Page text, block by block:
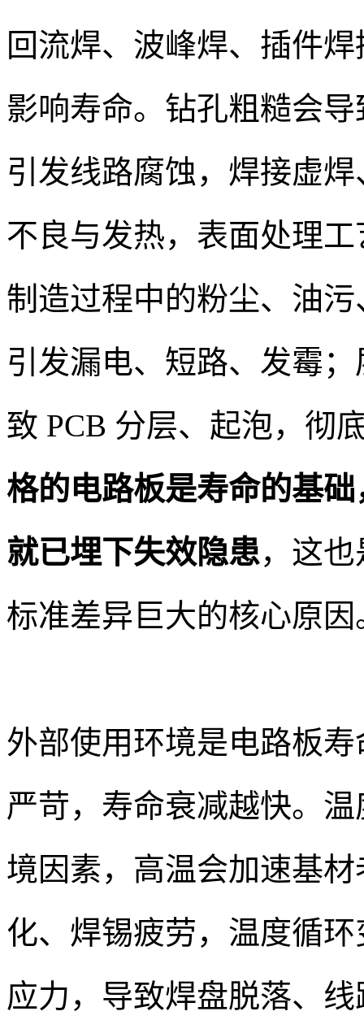
回流焊、波峰焊、插件
影响寿命。钻孔粗糙会
引发线路腐蚀，焊接虚
不良与发热，表面处理
制造过程中的粉尘、油
引发漏电、短路、发霉
致 PCB 分层、起泡，彻
格的电路板是寿命的基
就已埋下失效隐患，这
标准差异巨大的核心原因
外部使用环境是电路板寿
严苛，寿命衰减越快。
境因素，高温会加速基
化、焊锡疲劳，温度循
应力，导致焊盘脱落、